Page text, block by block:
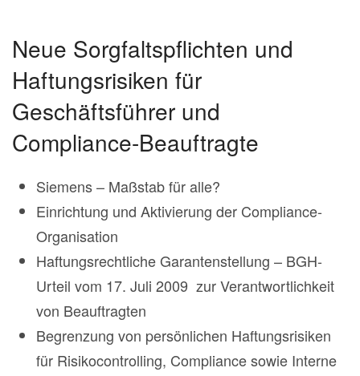
Neue Sorgfaltspflichten und
Haftungsrisiken für
Geschäftsführer und
Compliance-Beauftragte
Siemens – Maßstab für alle?
Einrichtung und Aktivierung der Compliance-
Organisation
Haftungsrechtliche Garantenstellung – BGH-
Urteil vom 17. Juli 2009 zur Verantwortlichkeit
von Beauftragten
Begrenzung von persönlichen Haftungsrisiken
für Risikocontrolling, Compliance sowie Interne